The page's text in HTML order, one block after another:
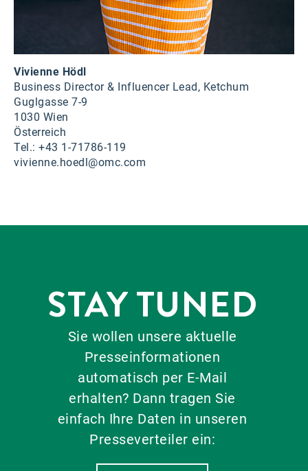
Vivienne Hödl
Business Director & Influencer Lead, Ketchum
Guglgasse 7-9
1030 Wien
Österreich
Tel.: +43 1-71786-119
vivienne.hoedl@omc.com
STAY TUNED
Sie wollen unsere aktuelle
Presseinformationen
automatisch per E-Mail
erhalten? Dann tragen Sie
einfach Ihre Daten in unseren
Presseverteiler ein: